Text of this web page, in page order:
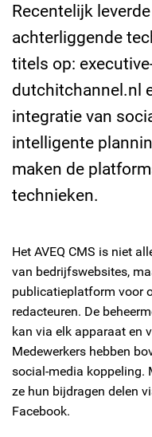
Recentelijk
achterliggende
titels op:
dutchitchannel.nl
integratie van
intelligente
maken de
technieken.
Het AVEQ CMS is niet
van bedrijfswebsites,
publicatieplatform voor
redacteuren. De
kan via elk apparaat en
Medewerkers hebben
social-media koppeling.
ze hun bijdragen delen
Facebook.